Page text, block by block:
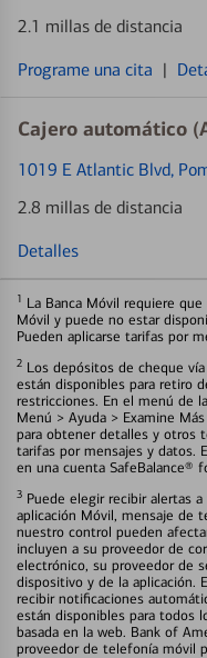
2.1 millas de distancia
Programe una cita |
Cajero automático
1019 E Atlantic Blvd,
2.8 millas de distancia
Detalles
1 La Banca Móvil requiere
Móvil y puede no estar
Pueden aplicarse tarifas por
2 Los depósitos de cheque
están disponibles para retiro
restricciones. En el menú de
Menú > Ayuda > Examine
para obtener detalles y otros
tarifas por mensajes y datos.
en una cuenta SafeBalance®
3 Puede elegir recibir alertas
aplicación Móvil, mensaje de
nuestro control pueden
incluyen a su proveedor de
electrónico, su proveedor de
dispositivo y de la aplicación.
recibir notificaciones
están disponibles para todos
basada en la web. Bank of
proveedor de telefonía móvil